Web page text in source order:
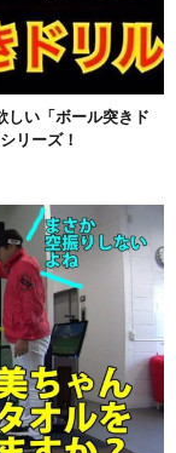
しい「ボール突きド
リーズ！